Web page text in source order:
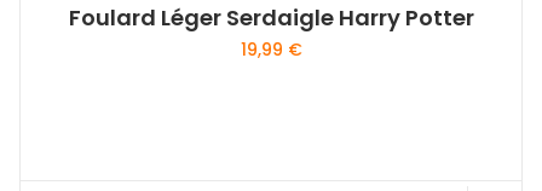
Foulard Léger Serdaigle Harry Potter
19,99 €